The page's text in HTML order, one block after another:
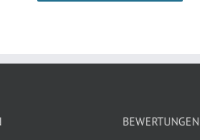
BEWERTUNGEN